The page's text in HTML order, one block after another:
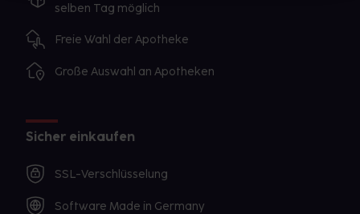
selben Tag möglich
Freie Wahl der Apotheke
Große Auswahl an Apotheken
Sicher einkaufen
SSL-Verschlüsselung
Software Made in Germany